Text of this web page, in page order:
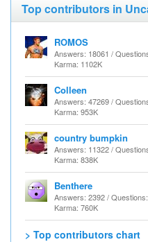
Top contributors in
ROMOS
Answers: 18061 /
Karma: 1102K
Colleen
Answers: 47269 /
Karma: 953K
country bumpkin
Answers: 11322 /
Karma: 838K
Benthere
Answers: 2392 /
Karma: 760K
> Top contributors chart